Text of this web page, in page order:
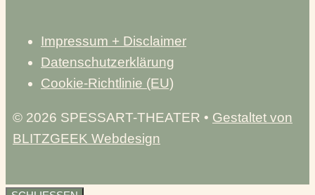
Impressum + Disclaimer
Datenschutzerklärung
Cookie-Richtlinie (EU)
© 2026 SPESSART-THEATER • Gestaltet von
BLITZGEEK Webdesign